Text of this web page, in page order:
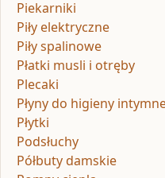
Piekarniki
Piły elektryczne
Piły spalinowe
Płatki musli i otręby
Plecaki
Płyny do higieny
Płytki
Podsłuchy
Półbuty damskie